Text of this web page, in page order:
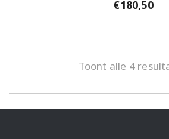
€180,50
Toont alle 4